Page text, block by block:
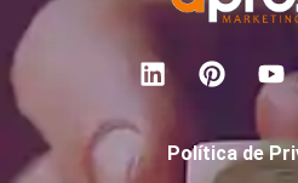
Política de